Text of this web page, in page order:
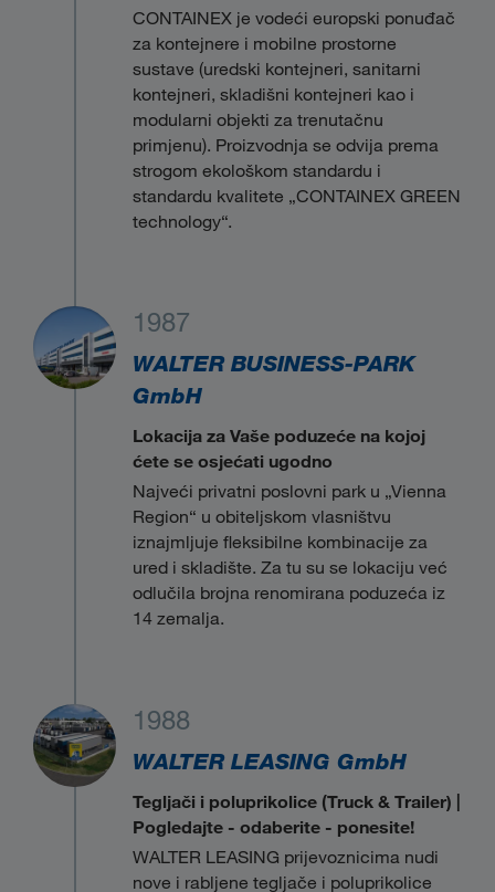
CONTAINEX je vodeći europski ponuđač
za kontejnere i mobilne prostorne
sustave (uredski kontejneri, sanitarni
kontejneri, skladišni kontejneri kao i
modularni objekti za trenutačnu
primjenu). Proizvodnja se odvija prema
strogom ekološkom standardu i
standardu kvalitete „CONTAINEX GREEN
technology“.
1987
WALTER BUSINESS-PARK
GmbH
Lokacija za Vaše poduzeće na kojoj
ćete se osjećati ugodno
Najveći privatni poslovni park u „Vienna
Region“ u obiteljskom vlasništvu
iznajmljuje fleksibilne kombinacije za
ured i skladište. Za tu su se lokaciju već
odlučila brojna renomirana poduzeća iz
14 zemalja.
1988
WALTER LEASING GmbH
Tegljači i poluprikolice (Truck & Trailer) |
Pogledajte - odaberite - ponesite!
WALTER LEASING prijevoznicima nudi
nove i rabljene tegljače i poluprikolice